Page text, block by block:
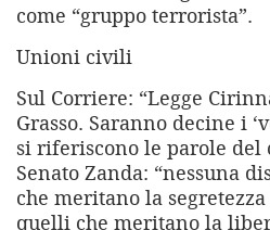
come “gruppo terrorista”.
Unioni civili
Sul Corriere: “Legge
Grasso. Saranno decine i
si riferiscono le parole del
Senato Zanda: “nessuna
che meritano la
quelli che meritano la